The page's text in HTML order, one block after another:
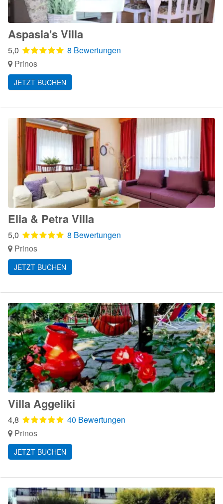
Aspasia's Villa
5,0
8 Bewertungen
Prinos
JETZT BUCHEN
Elia & Petra Villa
5,0
8 Bewertungen
Prinos
JETZT BUCHEN
Villa Aggeliki
4,8
40 Bewertungen
Prinos
JETZT BUCHEN